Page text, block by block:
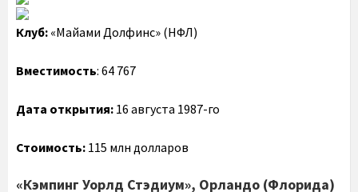
Клуб: «Майами Долфинс» (НФЛ)
Вместимость: 64 767
Дата открытия: 16 августа 1987-го
Стоимость: 115 млн долларов
«Кэмпинг Уорлд Стэдиум», Орландо (Флорида)